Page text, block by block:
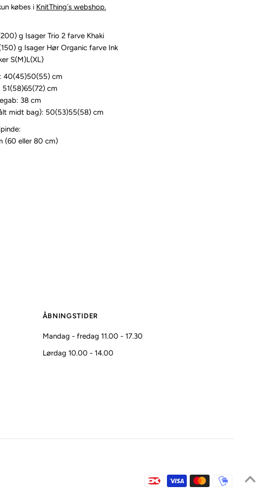
købes i KnitThing´s webshop.
g Isager Trio 2 farve Khaki
g Isager Hør Organic farve Ink
S(M)L(XL)
40(45)50(55) cm
cm
38 cm
midt bag): 50(53)55(58) cm
(60 eller 80 cm)
ÅBNINGSTIDER
Mandag - fredag 11.00 - 17.30
Lørdag 10.00 - 14.00